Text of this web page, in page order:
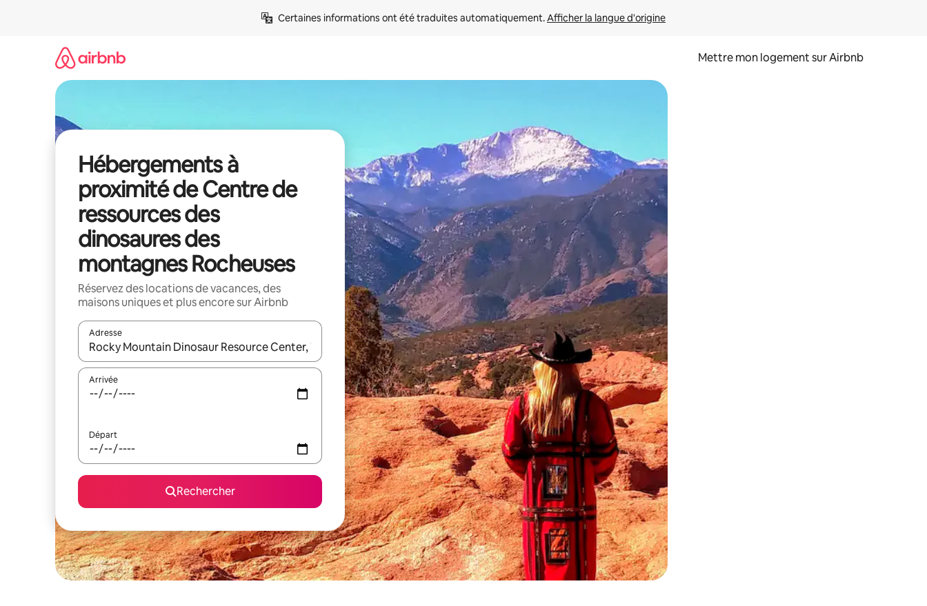
Certaines informations ont été traduites automatiquement. Afficher la langue d'origine
Mettre mon logement sur Airbnb
Hébergements à
proximité de Centre de
ressources des
dinosaures des
montagnes Rocheuses
Réservez des locations de vacances, des
maisons uniques et plus encore sur Airbnb
Adresse
Lorsque les résultats s'affichent, utilisez les flèches vers le haut et vers le bas pour les parcourir ou en appuyant et en faisant glisser.
Arrivée
Départ
Rechercher